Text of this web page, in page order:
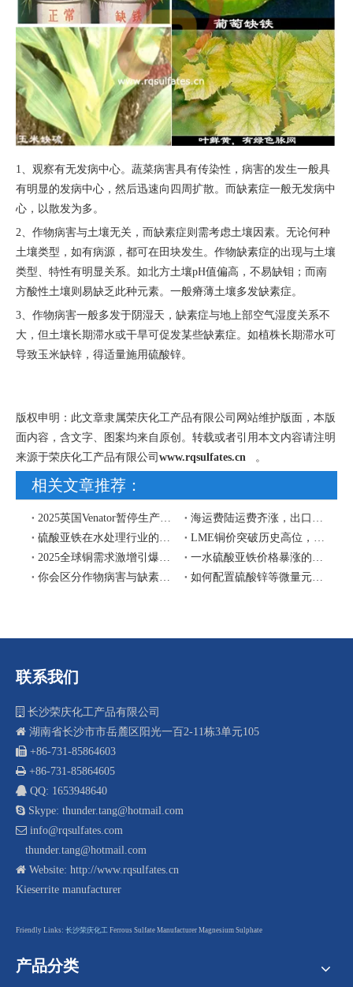
1、观察有无发病中心。蔬菜病害具有传染性，病害的发生一般具
有明显的发病中心，然后迅速向四周扩散。而缺素症一般无发病中
心，以散发为多。
2、作物病害与土壤无关，而缺素症则需考虑土壤因素。无论何种
土壤类型，如有病源，都可在田块发生。作物缺素症的出现与土壤
类型、特性有明显关系。如北方土壤pH值偏高，不易缺钼；而南
方酸性土壤则易缺乏此种元素。一般瘠薄土壤多发缺素症。
3、作物病害一般多发于阴湿天，缺素症与地上部空气湿度关系不
大，但土壤长期滞水或干旱可促发某些缺素症。如植株长期滞水可
导致玉米缺锌，得适量施用硫酸锌。
版权申明：此文章隶属荣庆化工产品有限公司 网站维护版面，本版
面内容，含文字、图案均来自原创。转载或者引用本文内容请注明
来源于荣庆化工产品有限公司 www.rqsulfates.cn 。
相关文章推荐：
联系我们
 长沙荣庆化工产品有限公司
 湖南省长沙市市岳麓区阳光一百2-11栋3单元105
 +86-731-85864603
 +86-731-85864605
 QQ: 1653948640
 Skype: thunder.tang@hotmail.com
 info@rqsulfates.com
thunder.tang@hotmail.com
 Website: http://www.rqsulfates.cn
Kieserrite manufacturer
Friendly Links: 长沙荣庆化工 Ferrous Sulfate Manufacturer Magnesium Sulphate
产品分类